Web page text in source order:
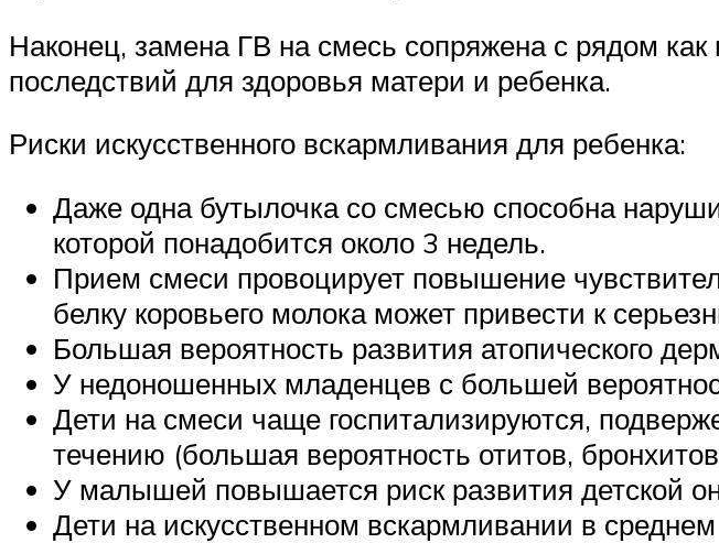
Наконец, замена ГВ на смесь сопряжена с рядом
последствий для здоровья матери и ребенка.
Риски искусственного вскармливания для ребенка:
Даже одна бутылочка со смесью способна
которой понадобится около 3 недель.
Прием смеси провоцирует повышение
белку коровьего молока может привести к
Большая вероятность развития атопического
У недоношенных младенцев с большей
Дети на смеси чаще госпитализируются,
течению (большая вероятность отитов,
У малышей повышается риск развития детской
Дети на искусственном вскармливании в